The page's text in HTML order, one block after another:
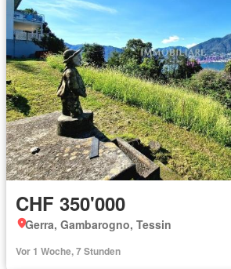
CHF 350'000
Gerra, Gambarogno, Tessin
Vor 1 Woche, 7 Stunden